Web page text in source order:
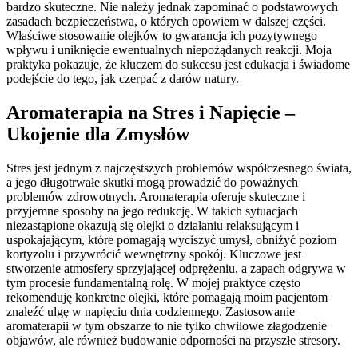
bardzo skuteczne. Nie należy jednak zapominać o podstawowych
zasadach bezpieczeństwa, o których opowiem w dalszej części.
Właściwe stosowanie olejków to gwarancja ich pozytywnego
wpływu i uniknięcie ewentualnych niepożądanych reakcji. Moja
praktyka pokazuje, że kluczem do sukcesu jest edukacja i świadome
podejście do tego, jak czerpać z darów natury.
Aromaterapia na Stres i Napięcie –
Ukojenie dla Zmysłów
Stres jest jednym z najczęstszych problemów współczesnego świata,
a jego długotrwałe skutki mogą prowadzić do poważnych
problemów zdrowotnych. Aromaterapia oferuje skuteczne i
przyjemne sposoby na jego redukcję. W takich sytuacjach
niezastąpione okazują się olejki o działaniu relaksującym i
uspokajającym, które pomagają wyciszyć umysł, obniżyć poziom
kortyzolu i przywrócić wewnętrzny spokój. Kluczowe jest
stworzenie atmosfery sprzyjającej odprężeniu, a zapach odgrywa w
tym procesie fundamentalną rolę. W mojej praktyce często
rekomenduję konkretne olejki, które pomagają moim pacjentom
znaleźć ulgę w napięciu dnia codziennego. Zastosowanie
aromaterapii w tym obszarze to nie tylko chwilowe złagodzenie
objawów, ale również budowanie odporności na przyszłe stresory.